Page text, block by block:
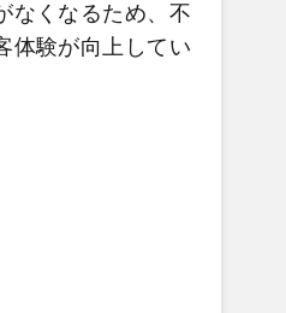
なくなるため、不
体験が向上してい